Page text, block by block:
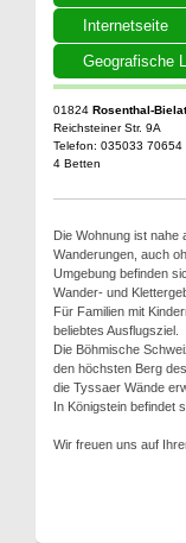
Internetseite
Geografische
01824 Rosenthal-
Reichsteiner Str. 9A
Telefon: 035033 70654
4 Betten
Die Wohnung ist nahe
Wanderungen, auch
Umgebung befinden
Wander- und
Für Familien mit
beliebtes Ausflugsziel.
Die Böhmische
den höchsten Berg
die Tyssaer Wände
In Königstein befindet
Wir freuen uns auf